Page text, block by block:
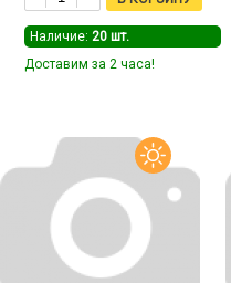
Наличие: 20 шт.
Доставим за 2 часа!